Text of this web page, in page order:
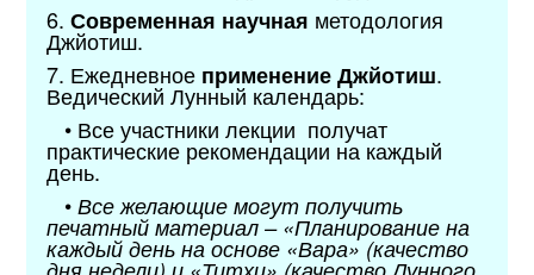
6.Современная научная методология
Джйотиш.
7. Ежедневное применение Джйотиш.
Ведический Лунный календарь:
• Все участники лекции получат
практические рекомендации на каждый
день.
•Все желающие могут получить
печатный материал – «Планирование на
каждый день на основе «Вара» (качество